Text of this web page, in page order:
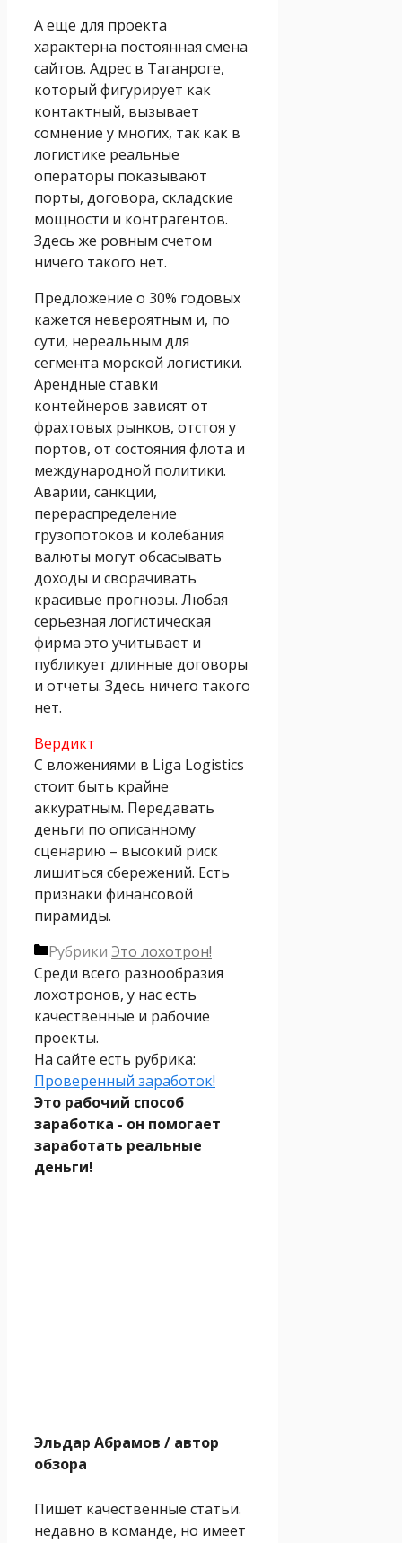
А еще для проекта
характерна постоянная смена
сайтов. Адрес в Таганроге,
который фигурирует как
контактный, вызывает
сомнение у многих, так как в
логистике реальные
операторы показывают
порты, договора, складские
мощности и контрагентов.
Здесь же ровным счетом
ничего такого нет.
Предложение о 30% годовых
кажется невероятным и, по
сути, нереальным для
сегмента морской логистики.
Арендные ставки
контейнеров зависят от
фрахтовых рынков, отстоя у
портов, от состояния флота и
международной политики.
Аварии, санкции,
перераспределение
грузопотоков и колебания
валюты могут обсасывать
доходы и сворачивать
красивые прогнозы. Любая
серьезная логистическая
фирма это учитывает и
публикует длинные договоры
и отчеты. Здесь ничего такого
нет.
Вердикт
С вложениями в Liga Logistics
стоит быть крайне
аккуратным. Передавать
деньги по описанному
сценарию – высокий риск
лишиться сбережений. Есть
признаки финансовой
пирамиды.
Рубрики Это лохотрон!
Среди всего разнообразия
лохотронов, у нас есть
качественные и рабочие
проекты.
На сайте есть рубрика:
Проверенный заработок!
Это рабочий способ
заработка - он помогает
заработать реальные
деньги!
Эльдар Абрамов / автор
обзора
Пишет качественные статьи.
недавно в команде, но имеет